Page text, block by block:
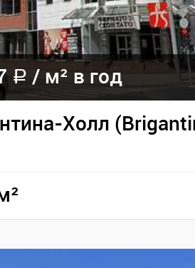
a / м² в год
Холл